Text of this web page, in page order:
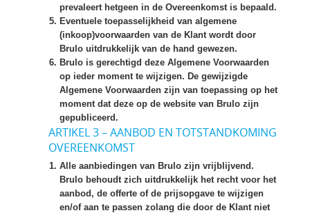
prevaleert hetgeen in de Overeenkomst is bepaald.
Eventuele toepasselijkheid van algemene
(inkoop)voorwaarden van de Klant wordt door
Brulo uitdrukkelijk van de hand gewezen.
Brulo is gerechtigd deze Algemene Voorwaarden
op ieder moment te wijzigen. De gewijzigde
Algemene Voorwaarden zijn van toepassing op het
moment dat deze op de website van Brulo zijn
gepubliceerd.
ARTIKEL 3 – AANBOD EN TOTSTANDKOMING
OVEREENKOMST
Alle aanbiedingen van Brulo zijn vrijblijvend.
Brulo behoudt zich uitdrukkelijk het recht voor het
aanbod, de offerte of de prijsopgave te wijzigen
en/of aan te passen zolang die door de Klant niet